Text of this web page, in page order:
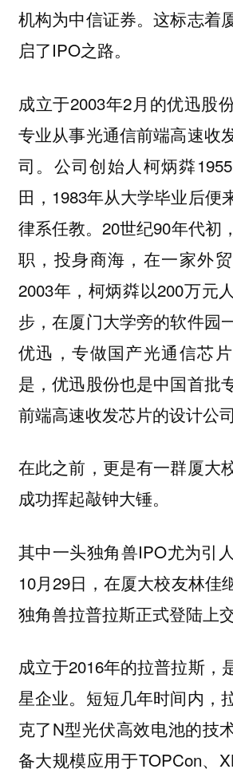
机构为中信证券。这标志着
启了IPO之路。
成立于2003年2月的优迅股
专业从事光通信前端高速收
司。公司创始人柯炳粦
田，1983年从大学毕业后便
律系任教。20世纪90年代初
职，投身商海，在一家外贸
2003年，柯炳粦以200万元
步，在厦门大学旁的软件园
优迅，专做国产光通信芯
是，优迅股份也是中国首批
前端高速收发芯片的设计公司
在此之前，更是有一群厦大
成功挥起敲钟大锤。
其中一头独角兽IPO尤为引
10月29日，在厦大校友林佳
独角兽拉普拉斯正式登陆上
成立于2016年的拉普拉斯，
星企业。短短几年时间内，
克了N型光伏高效电池的技
备大规模应用于TOPCon、